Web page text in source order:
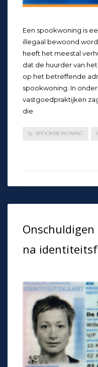
Een spookwoning is
illegaal bewoond
heeft het meestal
dat de huurder van
op het betreffende
spookwoning. In
vastgoedpraktijken
die
SPOOKBEWONING
na